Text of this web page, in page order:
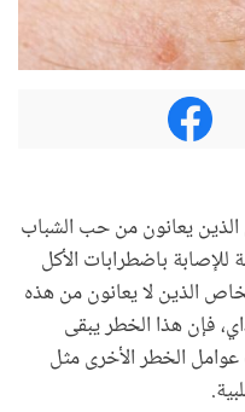
يعانون من حب الشباب
باضطرابات الأكل
بالأشخاص الذين لا يعانون من هذه
فإن هذا الخطر يبقى
عوامل الخطر الأخرى مثل